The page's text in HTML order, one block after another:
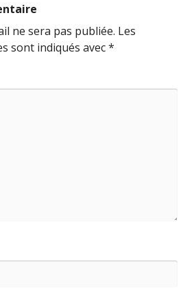
ne sera pas publiée. Les
sont indiqués avec*